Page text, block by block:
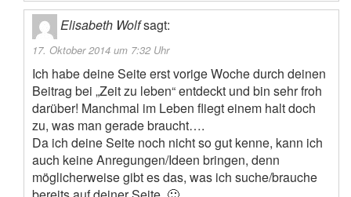
Elisabeth Wolfsagt:
17. Oktober 2014 um 7:32 Uhr
Ich habe deine Seite erst vorige Woche durch deinen
Beitrag bei „Zeit zu leben“ entdeckt und bin sehr froh
darüber! Manchmal im Leben fliegt einem halt doch
zu, was man gerade braucht….
Da ich deine Seite noch nicht so gut kenne, kann ich
auch keine Anregungen/Ideen bringen, denn
möglicherweise gibt es das, was ich suche/brauche